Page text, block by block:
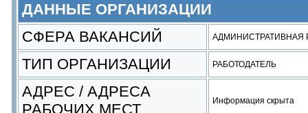
ДАННЫЕ ОРГАНИЗАЦИИ
СФЕРА ВАКАНСИЙ
АДМИНИСТРАТИВНАЯ
ТИП ОРГАНИЗАЦИИ РАБОТОДАТЕЛЬ
АДРЕС / АДРЕСА
РАБОЧИХ МЕСТ
Информация скрыта